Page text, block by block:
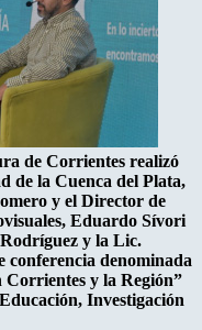
de Corrientes realizó
de la Cuenca del Plata,
y el Director de
Eduardo Sívori
y la Lic.
denominada
y la Región”
Investigación